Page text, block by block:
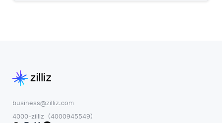
business@zilliz.com
4000-zilliz（4000945549）